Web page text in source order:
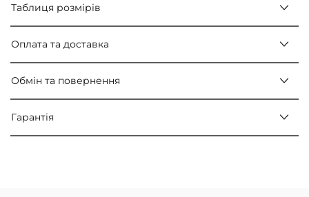
Таблиця розмірів
Оплата та доставка
Обмін та повернення
Гарантія